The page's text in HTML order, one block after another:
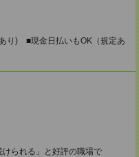
り) ■現金日払いもOK（規定あ
られる」と好評の職場で